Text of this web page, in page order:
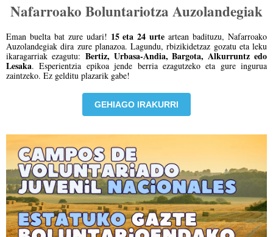
Nafarroako Boluntariotza Auzolandegiak
Eman buelta bat zure udari! 15 eta 24 urte artean badituzu, Nafarroako
Auzolandegiak dira zure planazoa. Lagundu, rbizikidetzaz gozatu eta leku
ikaragarriak ezagutu: Bertiz, Urbasa-Andia, Bargota, Alkurruntz edo
Lesaka. Esperientzia epikoa jende berria ezagutzeko eta gure ingurua
zaintzeko. Ez gelditu plazarik gabe!
GEHIAGO IRAKURRI